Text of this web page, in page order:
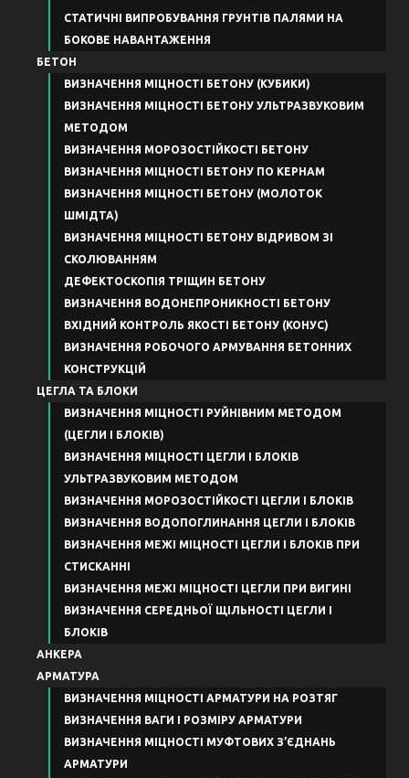
СТАТИЧНІ ВИПРОБУВАННЯ ГРУНТІВ ПАЛЯМИ НА
БОКОВЕ НАВАНТАЖЕННЯ
БЕТОН
ВИЗНАЧЕННЯ МІЦНОСТІ БЕТОНУ (КУБИКИ)
ВИЗНАЧЕННЯ МІЦНОСТІ БЕТОНУ УЛЬТРАЗВУКОВИМ
МЕТОДОМ
ВИЗНАЧЕННЯ МОРОЗОСТІЙКОСТІ БЕТОНУ
ВИЗНАЧЕННЯ МІЦНОСТІ БЕТОНУ ПО КЕРНАМ
ВИЗНАЧЕННЯ МІЦНОСТІ БЕТОНУ (МОЛОТОК
ШМІДТА)
ВИЗНАЧЕННЯ МІЦНОСТІ БЕТОНУ ВІДРИВОМ ЗІ
СКОЛЮВАННЯМ
ДЕФЕКТОСКОПІЯ ТРІЩИН БЕТОНУ
ВИЗНАЧЕННЯ ВОДОНЕПРОНИКНОСТІ БЕТОНУ
ВХІДНИЙ КОНТРОЛЬ ЯКОСТІ БЕТОНУ (КОНУС)
ВИЗНАЧЕННЯ РОБОЧОГО АРМУВАННЯ БЕТОННИХ
КОНСТРУКЦІЙ
ЦЕГЛА ТА БЛОКИ
ВИЗНАЧЕННЯ МІЦНОСТІ РУЙНІВНИМ МЕТОДОМ
(ЦЕГЛИ І БЛОКІВ)
ВИЗНАЧЕННЯ МІЦНОСТІ ЦЕГЛИ І БЛОКІВ
УЛЬТРАЗВУКОВИМ МЕТОДОМ
ВИЗНАЧЕННЯ МОРОЗОСТІЙКОСТІ ЦЕГЛИ І БЛОКІВ
ВИЗНАЧЕННЯ ВОДОПОГЛИНАННЯ ЦЕГЛИ І БЛОКІВ
ВИЗНАЧЕННЯ МЕЖІ МІЦНОСТІ ЦЕГЛИ І БЛОКІВ ПРИ
СТИСКАННІ
ВИЗНАЧЕННЯ МЕЖІ МІЦНОСТІ ЦЕГЛИ ПРИ ВИГИНІ
ВИЗНАЧЕННЯ СЕРЕДНЬОЇ ЩІЛЬНОСТІ ЦЕГЛИ І
БЛОКІВ
АНКЕРА
АРМАТУРА
ВИЗНАЧЕННЯ МІЦНОСТІ АРМАТУРИ НА РОЗТЯГ
ВИЗНАЧЕННЯ ВАГИ І РОЗМІРУ АРМАТУРИ
ВИЗНАЧЕННЯ МІЦНОСТІ МУФТОВИХ З’ЄДНАНЬ
АРМАТУРИ